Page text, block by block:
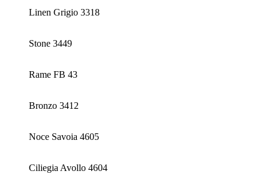
Linen Grigio 3318
Stone 3449
Rame FB 43
Bronzo 3412
Noce Savoia 4605
Ciliegia Avollo 4604